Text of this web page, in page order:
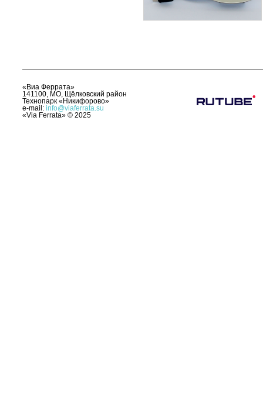
«Виа Феррата»
141100, МО, Щёлковский район
Технопарк «Никифорово»
e-mail: info@viaferrata.su
«Via Ferrata» © 2025